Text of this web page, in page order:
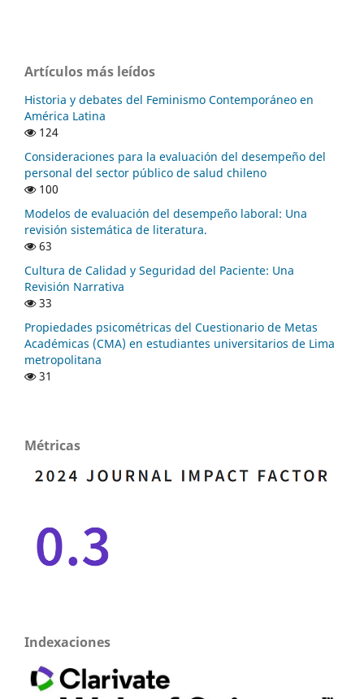
Artículos más leídos
Historia y debates del Feminismo Contemporáneo en
América Latina
124
Consideraciones para la evaluación del desempeño del
personal del sector público de salud chileno
100
Modelos de evaluación del desempeño laboral: Una
revisión sistemática de literatura.
63
Cultura de Calidad y Seguridad del Paciente: Una
Revisión Narrativa
33
Propiedades psicométricas del Cuestionario de Metas
Académicas (CMA) en estudiantes universitarios de Lima
metropolitana
31
Métricas
Indexaciones